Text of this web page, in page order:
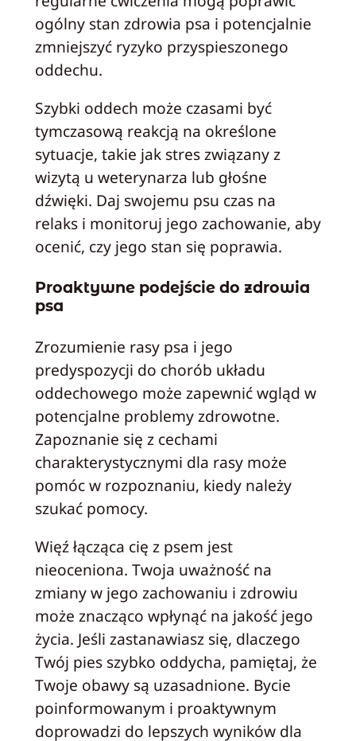
ogólny stan zdrowia psa i potencjalnie
zmniejszyć ryzyko przyspieszonego
oddechu.
Szybki oddech może czasami być
tymczasową reakcją na określone
sytuacje, takie jak stres związany z
wizytą u weterynarza lub głośne
dźwięki. Daj swojemu psu czas na
relaks i monitoruj jego zachowanie, aby
ocenić, czy jego stan się poprawia.
Proaktywne podejście do zdrowia
psa
Zrozumienie rasy psa i jego
predyspozycji do chorób układu
oddechowego może zapewnić wgląd w
potencjalne problemy zdrowotne.
Zapoznanie się z cechami
charakterystycznymi dla rasy może
pomóc w rozpoznaniu, kiedy należy
szukać pomocy.
Więź łącząca cię z psem jest
nieoceniona. Twoja uważność na
zmiany w jego zachowaniu i zdrowiu
może znacząco wpłynąć na jakość jego
życia. Jeśli zastanawiasz się, dlaczego
Twój pies szybko oddycha, pamiętaj, że
Twoje obawy są uzasadnione. Bycie
poinformowanym i proaktywnym
doprowadzi do lepszych wyników dla